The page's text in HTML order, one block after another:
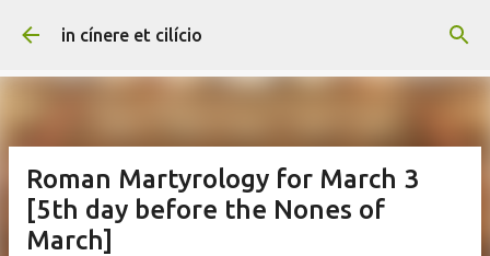
Skip to main content
in cínere et cilício
Roman Martyrology for March 3
[5th day before the Nones of
March]